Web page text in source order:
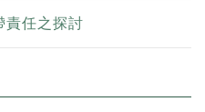
責任之探討